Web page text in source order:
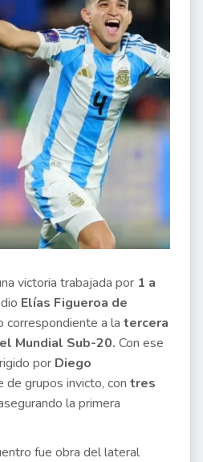
victoria trabajada por 1 a
Elías Figueroa de
correspondiente a la tercera
Mundial Sub-20. Con ese
por Diego
de grupos invicto, con tres
la primera
fue obra del lateral